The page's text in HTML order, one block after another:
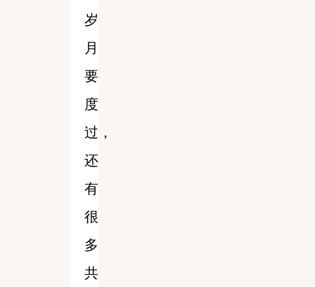
岁
月
要
度
过，
还
有
很
多
共